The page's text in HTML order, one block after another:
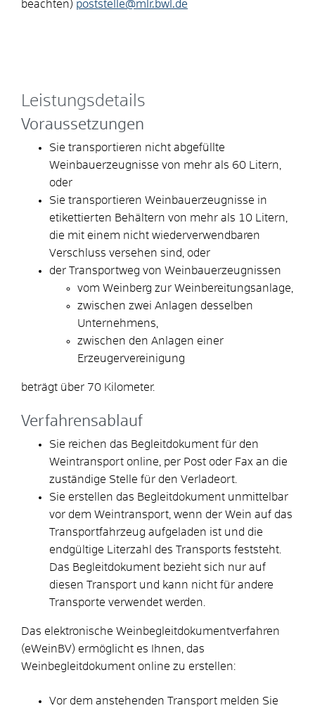
beachten) poststelle@mlr.bwl.de
Leistungsdetails
Voraussetzungen
Sie transportieren nicht abgefüllte
Weinbauerzeugnisse von mehr als 60 Litern,
oder
Sie transportieren Weinbauerzeugnisse in
etikettierten Behältern von mehr als 10 Litern,
die mit einem nicht wiederverwendbaren
Verschluss versehen sind, oder
der Transportweg von Weinbauerzeugnissen
vom Weinberg zur Weinbereitungsanlage,
zwischen zwei Anlagen desselben
Unternehmens,
zwischen den Anlagen einer
Erzeugervereinigung
beträgt über 70 Kilometer.
Verfahrensablauf
Sie reichen das Begleitdokument für den
Weintransport online, per Post oder Fax an die
zuständige Stelle für den Verladeort.
Sie erstellen das Begleitdokument unmittelbar
vor dem Weintransport, wenn der Wein auf das
Transportfahrzeug aufgeladen ist und die
endgültige Literzahl des Transports feststeht.
Das Begleitdokument bezieht sich nur auf
diesen Transport und kann nicht für andere
Transporte verwendet werden.
Das elektronische Weinbegleitdokumentverfahren
(eWeinBV) ermöglicht es Ihnen, das
Weinbegleitdokument online zu erstellen:
Vor dem anstehenden Transport melden Sie